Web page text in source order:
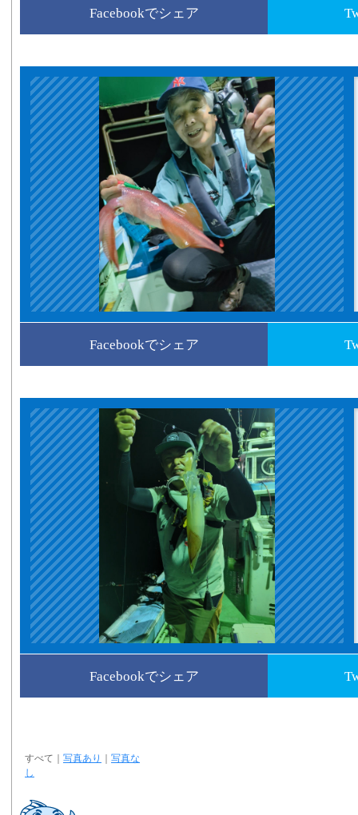
Facebookでシェア
Facebookでシェア
Facebookでシェア
すべて 写真あり
写真な
し